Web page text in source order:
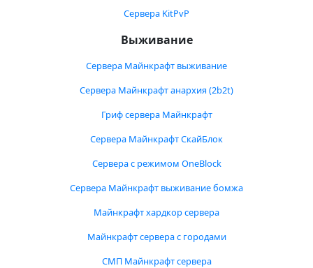
Сервера KitPvP
Выживание
Сервера Майнкрафт выживание
Сервера Майнкрафт анархия (2b2t)
Гриф сервера Майнкрафт
Сервера Майнкрафт СкайБлок
Сервера с режимом OneBlock
Сервера Майнкрафт выживание бомжа
Майнкрафт хардкор сервера
Майнкрафт сервера с городами
СМП Майнкрафт сервера